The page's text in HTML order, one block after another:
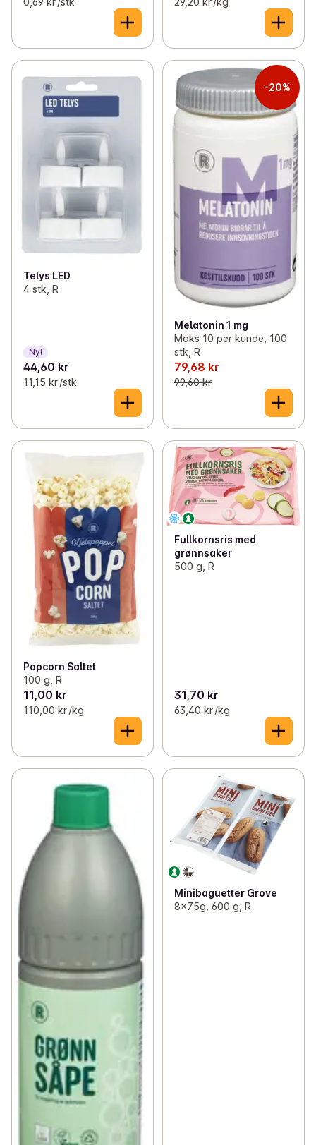
Telys LED
4 stk, R
Ny!
44,60 kr
11,15 kr /stk
-20%
Melatonin 1 mg
Maks 10 per kunde, 100
stk, R
79,68 kr
99,60 kr
Popcorn Saltet
100 g, R
11,00 kr
110,00 kr /kg
Fullkornsris med
grønnsaker
500 g, R
31,70 kr
63,40 kr /kg
Minibaguetter Grove
8x75g, 600 g, R